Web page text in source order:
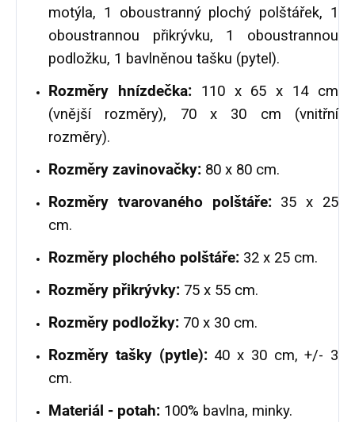
motýla, 1 oboustranný plochý polštářek, 1
oboustrannou přikrývku, 1 oboustrannou
podložku, 1 bavlněnou tašku (pytel).
Rozměry hnízdečka:110 x 65 x 14 cm
(vnější rozměry), 70 x 30 cm (vnitřní
rozměry).
Rozměry zavinovačky: 80 x 80 cm.
Rozměry tvarovaného polštáře:35 x 25
cm.
Rozměry plochého polštáře: 32 x 25 cm.
Rozměry přikrývky: 75 x 55 cm.
Rozměry podložky: 70 x 30 cm.
Rozměry tašky (pytle):40 x 30 cm, +/- 3
cm.
Materiál - potah: 100% bavlna, minky.